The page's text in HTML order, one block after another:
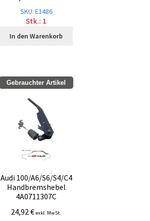
SKU: E1486
Stk.: 1
In den Warenkorb
Gebrauchter Artikel
Audi 100/A6/S6/S4/C4
Handbremshebel
4A0711307C
24,92€ exkl. MwSt.